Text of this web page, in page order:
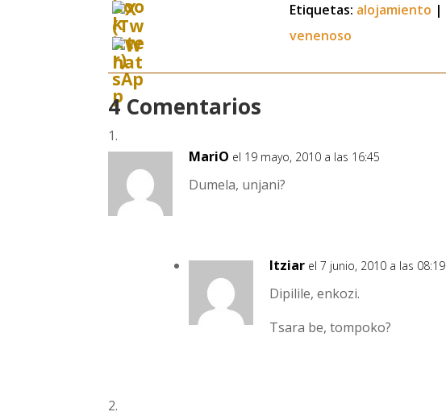
Etiquetas: alojamiento |
venenoso
4 Comentarios
MariO el 19 mayo, 2010 a las 16:45
Dumela, unjani?
Itziar el 7 junio, 2010 a las 08:19
Dipilile, enkozi.
Tsara be, tompoko?